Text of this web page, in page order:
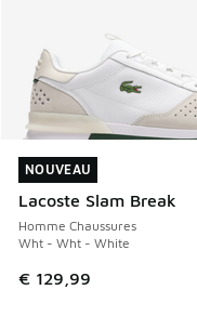
NOUVEAU
Lacoste Slam Break
Homme Chaussures
Wht - Wht - White
€ 129,99
NOUVEAU